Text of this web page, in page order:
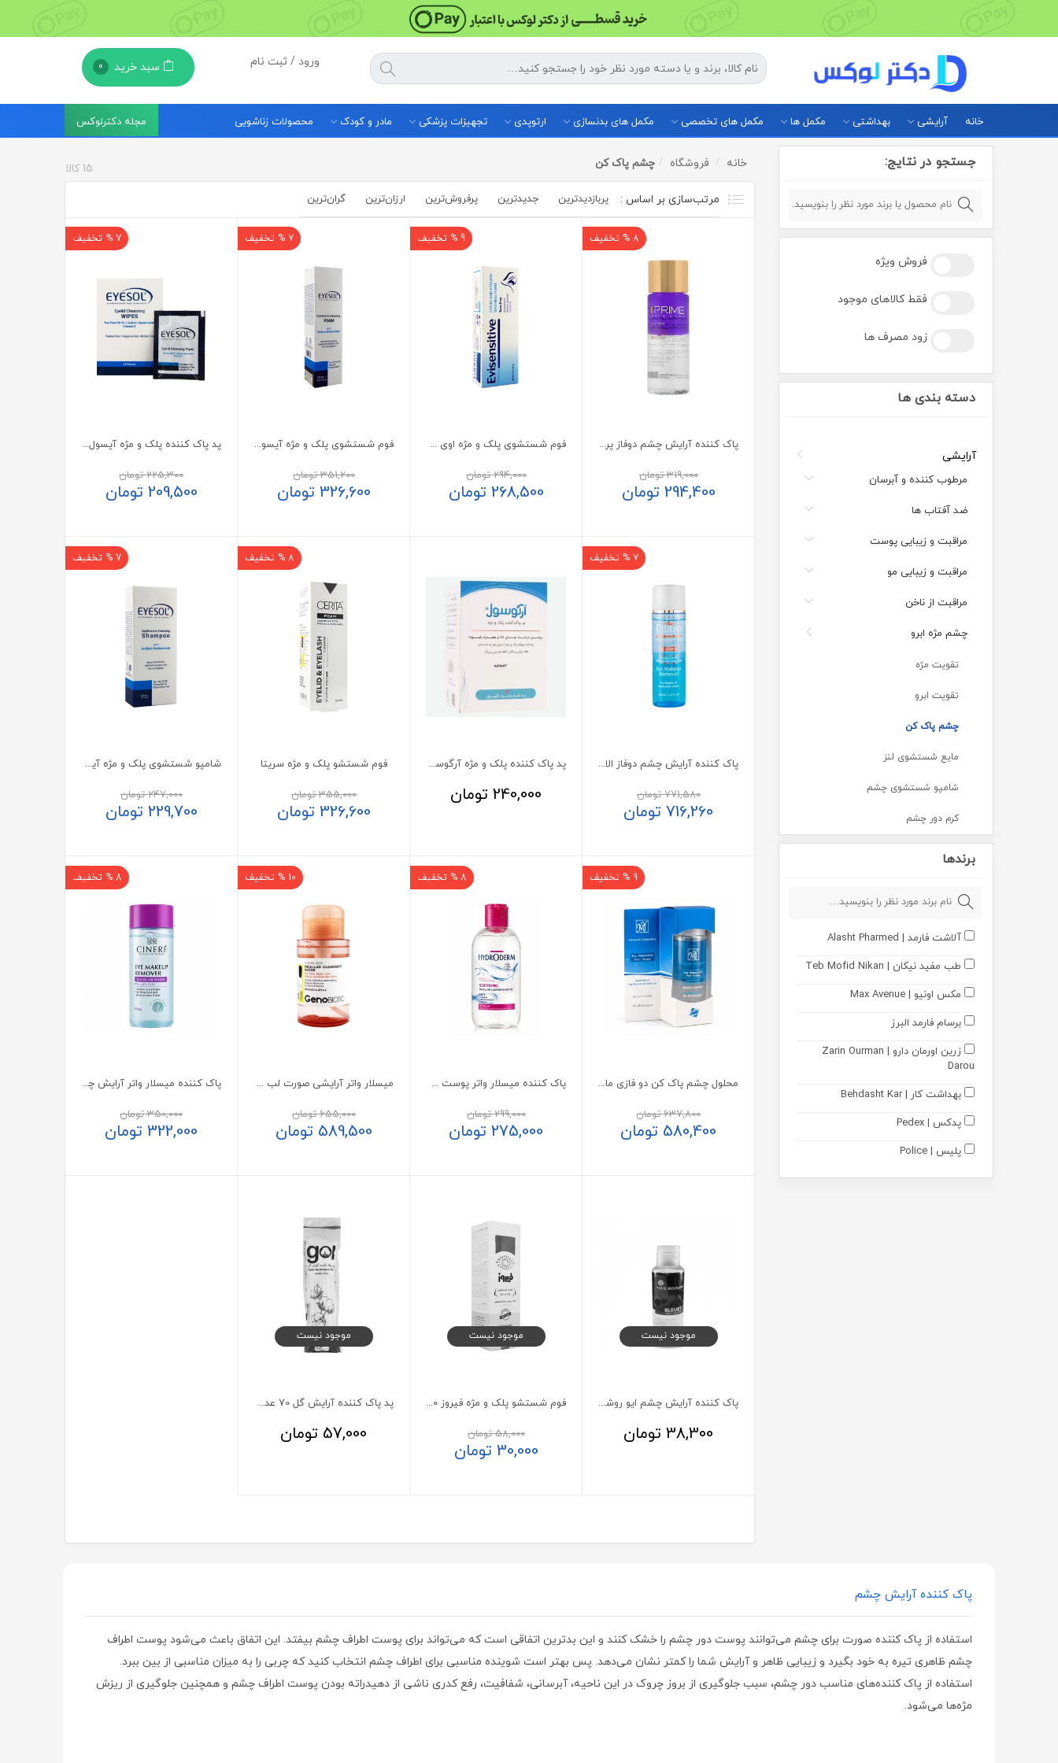
ورود / ثبت نام سبد خرید 0
خانه آرایشی بهداشتی مکمل ها مکمل های تخصصی مکمل های بدنسازی ارتوپدی تجهیزات پزشکی مادر و کودک محصولات زناشویی مجله دکترلوکس
جستجو در نتایج:
فروش ویژه
فقط کالاهای موجود
زود مصرف ها
دسته بندی ها
آرایشی
مرطوب کننده و آبرسان
ضد آفتاب ها
مراقبت و زیبایی پوست
مراقبت و زیبایی مو
مراقبت از ناخن
چشم مژه ابرو
تقویت مژه
تقویت ابرو
چشم پاک کن
مایع شستشوی لنز
شامپو شستشوی چشم
کرم دور چشم
ادکلن
بهداشتی
مکمل ها
مکمل های تخصصی
مکمل و پودر بدنسازی
برندها
آلاشت فارمد | Alasht Pharmed
طب مفید نیکان | Teb Mofid Nikan
مکس اونیو | Max Avenue
برسام فارمد البرز
زرین اورمان دارو | Zarin Ourman
Darou
بهداشت کار | Behdasht Kar
پدکس | Pedex
پلیس | Police
فورمی | 4Me
ویتالوژیک | VitaLogic
آجیکور | Agicor
تکا فارمد | Teka Pharmed
نایس فرش | Nice Fresh
هارولد | Hurold
خانه فروشگاه چشم پاک کن 15 کالا
پربازدیدترین جدیدترین پرفروش‌ترین‌ ارزان‌ترین گران‌ترین
8 % تخفیف
پاک کننده آرایش چشم دوفاز پرایم
319,000تومان
294,400 تومان
9 % تخفیف
فوم شستشوی پلک و مژه اوی سنستیو اویدرم
294,000تومان
268,500 تومان
7 % تخفیف
فوم شستشوی پلک و مژه آیسول 175 میلی‌لیتر
351,200تومان
326,600 تومان
7 % تخفیف
پد پاک کننده پلک و مژه آیسول 14 عدد
225,300تومان
209,500 تومان
7 % تخفیف
پاک کننده آرایش چشم دوفاز الارو
771,580تومان
716,260تومان
پد پاک کننده پلک و مژه آرگوسول 14 عدد
240,000تومان
8 % تخفیف
فوم شستشو پلک و مژه سریتا
355,000تومان
326,600 تومان
7 % تخفیف
شامپو شستشوی پلک و مژه آیسول 125 میلی لیتر
247,000تومان
229,700 تومان
9 % تخفیف
محلول چشم پاک کن دو فازی مای
637,800تومان
580,400 تومان
8 % تخفیف
پاک کننده میسلار واتر پوست حساس و تحریک پذیر هیدرودرم
299,000تومان
275,000تومان
10 % تخفیف
میسلار واتر آرایشی صورت لب و چشم ژنوبایوتیک پوست چرب
655,000تومان
589,500 تومان
8 % تخفیف
پاک کننده میسلار واتر آرایش چشم سینره
350,000تومان
322,000تومان
موجود نیست
پاک کننده آرایش چشم ایو روشه 100 میلی لیتر
38,300تومان
موجود نیست
فوم شستشو پلک و مژه فیروز 150 میلی لیتر
58,000تومان
30,000 تومان
موجود نیست
پد پاک کننده آرایش گل 70 عددی
57,000 تومان
پاک کننده آرایش چشم
استفاده از پاک کننده صورت برای چشم می‌توانند پوست دور چشم را خشک کنند و این بدترین اتفاقی است که می‌تواند برای پوست اطراف چشم بیفتد. این اتفاق باعث می‌شود پوست اطراف
چشم ظاهری تیره به خود بگیرد و زیبایی ظاهر و آرایش شما را کمتر نشان می‌دهد. پس بهتر است شوینده مناسبی برای اطراف چشم انتخاب کنید که چربی را به میزان مناسبی از بین ببرد.
استفاده از پاک کننده‌های مناسب دور چشم، سبب جلوگیری از بروز چروک در این ناحیه، آبرسانی، شفافیت، رفع کدری ناشی از دهیدراته بودن پوست اطراف چشم و همچنین جلوگیری از ریزش
مژه‌ها می‌شود.